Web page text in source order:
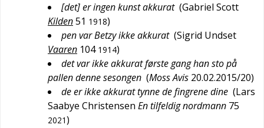
[det] er ingen kunst akkurat (Gabriel Scott
Kilden51 1918)
pen var Betzy ikke akkurat (Sigrid Undset
Vaaren 104 1914)
det var ikke akkurat første gang han sto på
pallen denne sesongen (Moss Avis 20.02.2015/20)
de er ikke akkurat tynne de fingrene dine (Lars
Saabye Christensen En tilfeldig nordmann 75
2021)